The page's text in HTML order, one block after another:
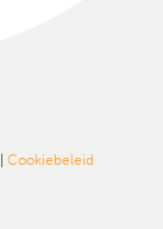
Cookiebeleid